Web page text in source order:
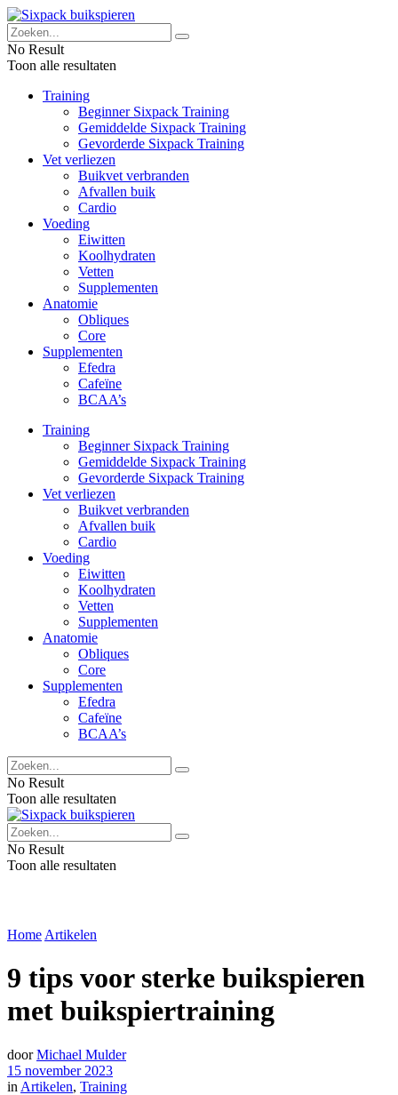
No Result
Toon alle resultaten
Training
Beginner Sixpack Training
Gemiddelde Sixpack Training
Gevorderde Sixpack Training
Vet verliezen
Buikvet verbranden
Afvallen buik
Cardio
Voeding
Eiwitten
Koolhydraten
Vetten
Supplementen
Anatomie
Obliques
Core
Supplementen
Efedra
Cafeïne
BCAA’s
Training
Beginner Sixpack Training
Gemiddelde Sixpack Training
Gevorderde Sixpack Training
Vet verliezen
Buikvet verbranden
Afvallen buik
Cardio
Voeding
Eiwitten
Koolhydraten
Vetten
Supplementen
Anatomie
Obliques
Core
Supplementen
Efedra
Cafeïne
BCAA’s
No Result
Toon alle resultaten
No Result
Toon alle resultaten
Home Artikelen
9 tips voor sterke buikspieren
met buikspiertraining
door Michael Mulder
15 november 2023
in Artikelen, Training